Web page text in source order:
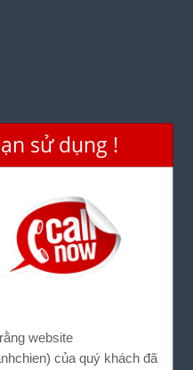
sử dụng !
website
của quý khách đã